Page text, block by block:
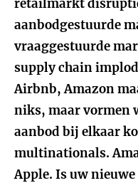
retailmarkt
aanbodgestuurde
vraaggestuurde
supply chain
Airbnb, Amazon
niks, maar vormen
aanbod bij elkaar
multinationals.
Apple. Is uw nieuwe